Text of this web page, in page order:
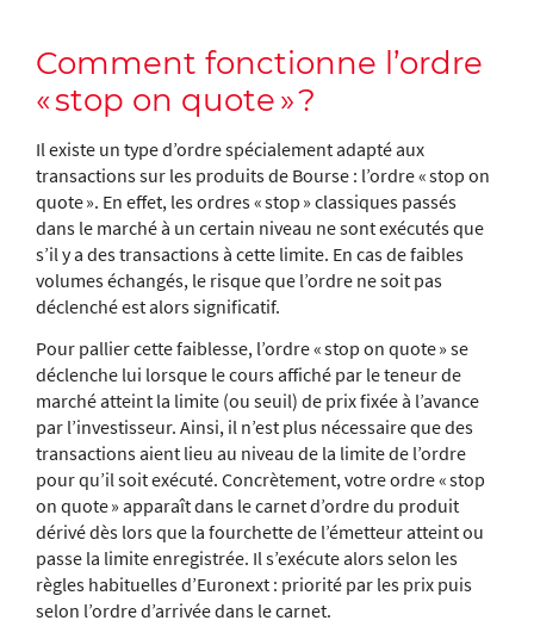
Comment fonctionne l’ordre
« stop on quote » ?
Il existe un type d’ordre spécialement adapté aux
transactions sur les produits de Bourse : l’ordre « stop on
quote ». En effet, les ordres « stop » classiques passés
dans le marché à un certain niveau ne sont exécutés que
s’il y a des transactions à cette limite. En cas de faibles
volumes échangés, le risque que l’ordre ne soit pas
déclenché est alors significatif.
Pour pallier cette faiblesse, l’ordre « stop on quote » se
déclenche lui lorsque le cours affiché par le teneur de
marché atteint la limite (ou seuil) de prix fixée à l’avance
par l’investisseur. Ainsi, il n’est plus nécessaire que des
transactions aient lieu au niveau de la limite de l’ordre
pour qu’il soit exécuté. Concrètement, votre ordre « stop
on quote » apparaît dans le carnet d’ordre du produit
dérivé dès lors que la fourchette de l’émetteur atteint ou
passe la limite enregistrée. Il s’exécute alors selon les
règles habituelles d’Euronext : priorité par les prix puis
selon l’ordre d’arrivée dans le carnet.